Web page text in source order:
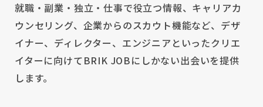
就職・副業・独立・仕事で役立つ情報、キャリアカ
ウンセリング、企業からのスカウト機能など、デザ
イナー、ディレクター、エンジニアといったクリエ
イターに向けてBRIK JOBにしかない出会いを提供
します。